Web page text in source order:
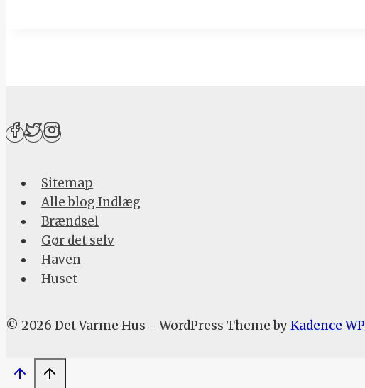
Sitemap
Alle blog Indlæg
Brændsel
Gør det selv
Haven
Huset
© 2026 Det Varme Hus - WordPress Theme byKadence WP